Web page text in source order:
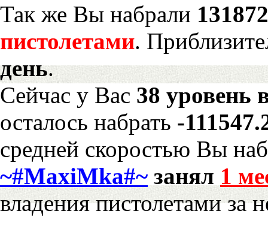
Так же Вы набрали
пистолетами.
день.
Сейчас у Вас 38 уровень
осталось набрать -
средней скоростью Вы
~#MaxiMka#~ занял 1
владения пистолетами за